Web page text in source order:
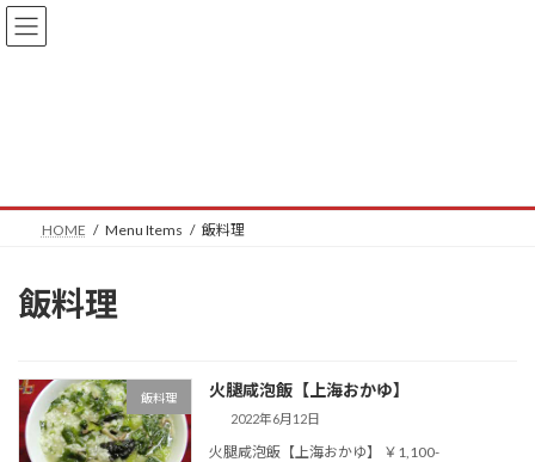
コ
ン
ッ
ナ
ビ
移
HOME Menu Items 飯料理
飯料理
飯料理 火腿咸泡飯【上海おかゆ】
2022年6月12日
火腿咸泡飯【上海おかゆ】 ￥1,100-